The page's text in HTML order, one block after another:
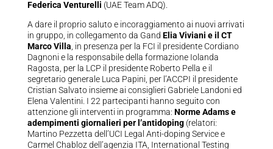
Federica Venturelli (UAE Team ADQ).
A dare il proprio saluto e incoraggiamento ai nuovi arrivati
in gruppo, in collegamento da Gand Elia Viviani e il CT
Marco Villa , in presenza per la FCI il presidente Cordiano
Dagnoni e la responsabile della formazione Iolanda
Ragosta, per la LCP il presidente Roberto Pella e il
segretario generale Luca Papini, per l’ACCPI il presidente
Cristian Salvato insieme ai consiglieri Gabriele Landoni ed
Elena Valentini. I 22 partecipanti hanno seguito con
attenzione gli interventi in programma: Norme Adams e
adempimenti giornalieri per l’antidoping(relatori:
Martino Pezzetta dell’UCI Legal Anti-doping Service e
Carmel Chabloz dell’agenzia ITA, International Testing